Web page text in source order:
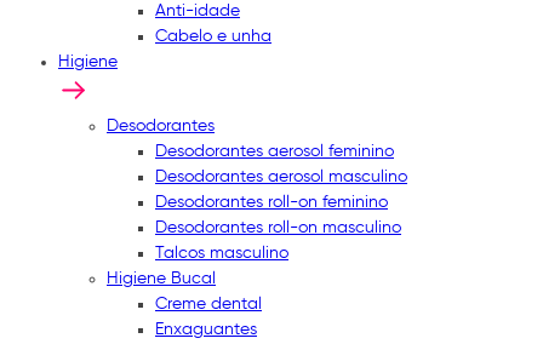
Anti-idade
Cabelo e unha
Higiene
Desodorantes
Desodorantes aerosol feminino
Desodorantes aerosol masculino
Desodorantes roll-on feminino
Desodorantes roll-on masculino
Talcos masculino
Higiene Bucal
Creme dental
Enxaguantes